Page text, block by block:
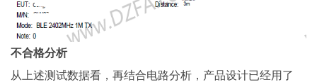
不合格分析
从上述测试数据看，再结合电路分析，产品设计已经用了